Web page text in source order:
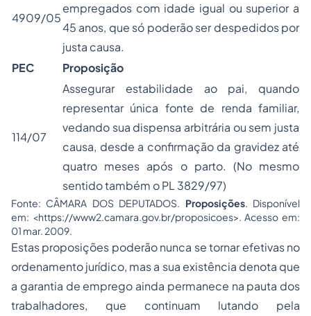
4909/05
empregados com idade igual ou superior a
45 anos, que só poderão ser despedidos por
justa causa.
PEC
Proposição
114/07
Assegurar estabilidade ao pai, quando
representar única fonte de renda familiar,
vedando sua dispensa arbitrária ou sem justa
causa, desde a confirmação da gravidez até
quatro meses após o parto. (No mesmo
sentido também o PL 3829/97)
Fonte: CÂMARA DOS DEPUTADOS. Proposições. Disponível
em: <https://www2.camara.gov.br/proposicoes>. Acesso em:
01 mar. 2009.
Estas proposições poderão nunca se tornar efetivas no
ordenamento jurídico, mas a sua existência denota que
a garantia de emprego ainda permanece na pauta dos
trabalhadores, que continuam lutando pela